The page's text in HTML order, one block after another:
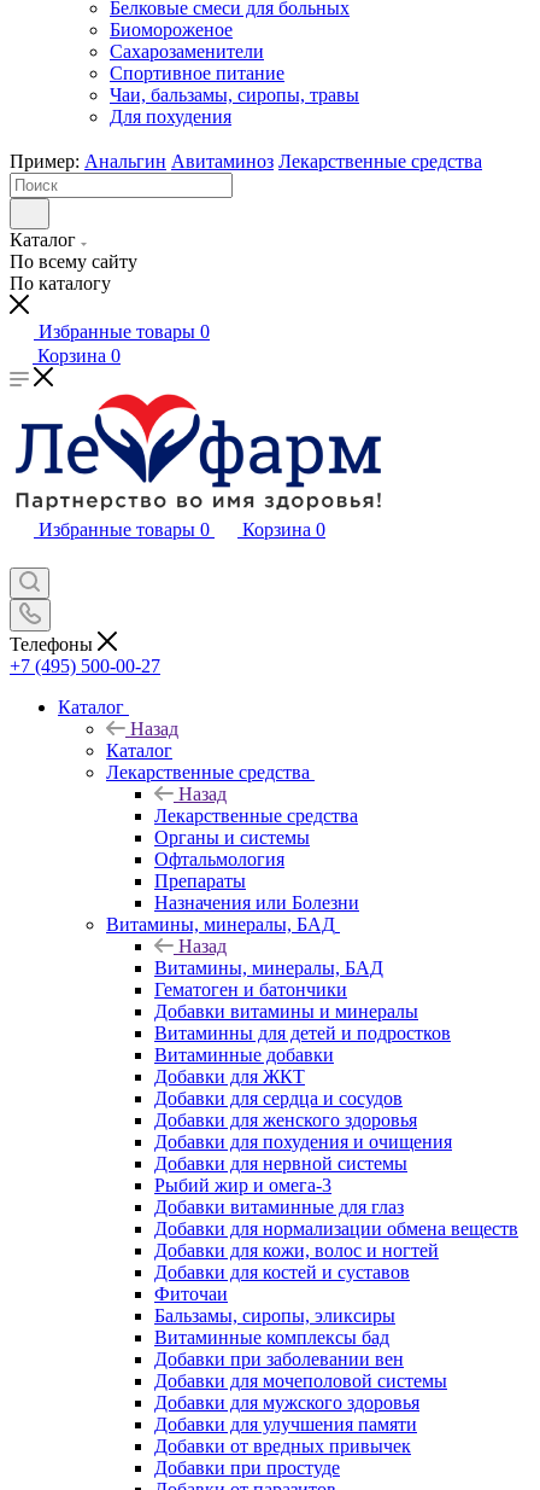
Белковые смеси для больных
Биомороженое
Сахарозаменители
Спортивное питание
Чаи, бальзамы, сиропы, травы
Для похудения
Пример: Анальгин Авитаминоз Лекарственные средства
Каталог
По всему сайту
По каталогу
Избранные товары 0
Корзина 0
Избранные товары 0 Корзина 0
Телефоны
+7 (495) 500-00-27
Каталог
Назад
Каталог
Лекарственные средства
Назад
Лекарственные средства
Органы и системы
Офтальмология
Препараты
Назначения или Болезни
Витамины, минералы, БАД
Назад
Витамины, минералы, БАД
Гематоген и батончики
Добавки витамины и минералы
Витаминны для детей и подростков
Витаминные добавки
Добавки для ЖКТ
Добавки для сердца и сосудов
Добавки для женского здоровья
Добавки для похудения и очищения
Добавки для нервной системы
Рыбий жир и омега-3
Добавки витаминные для глаз
Добавки для нормализации обмена веществ
Добавки для кожи, волос и ногтей
Добавки для костей и суставов
Фиточаи
Бальзамы, сиропы, эликсиры
Витаминные комплексы бад
Добавки при заболевании вен
Добавки для мочеполовой системы
Добавки для мужского здоровья
Добавки для улучшения памяти
Добавки от вредных привычек
Добавки при простуде